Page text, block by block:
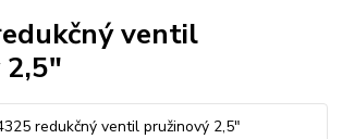
ventil
2,5"